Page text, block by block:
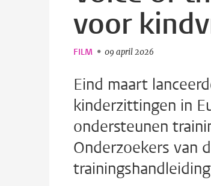
voor
FILM 09 april 2026
Eind maart
kinderzittingen in
ondersteunen
Onderzoekers van